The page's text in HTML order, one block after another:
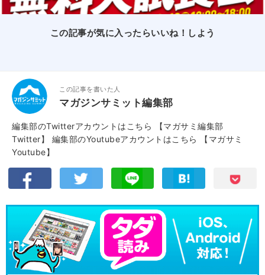
この記事が気に入ったらいいね！しよう
この記事を書いた人
マガジンサミット編集部
編集部のTwitterアカウントはこちら
【マガサミ編集部
Twitter】
編集部のYoutubeアカウントはこちら
【マガサミ
Youtube】